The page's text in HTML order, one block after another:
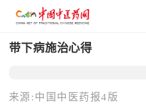
带下病施治心得
来源:中国中医药报4版